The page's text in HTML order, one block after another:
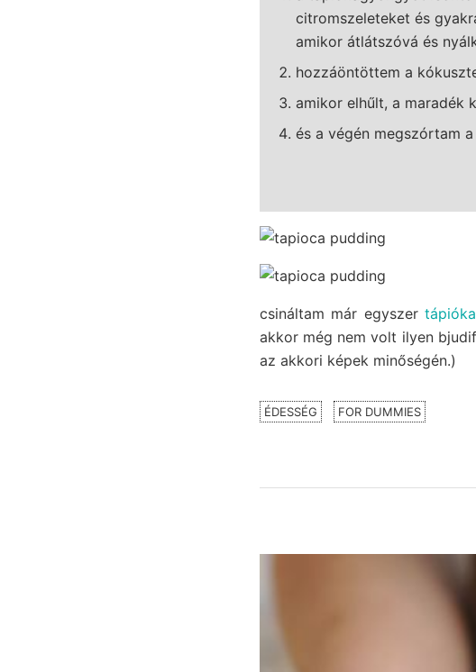
citromszeleteket és
amikor átlátszóvá és
hozzáöntöttem a
amikor elhűlt, a maradék
és a végén megszórtam
csináltam már egyszer
akkor még nem volt ilyen
az akkori képek minőségén.)
ÉDESSÉG FOR DUMMIES